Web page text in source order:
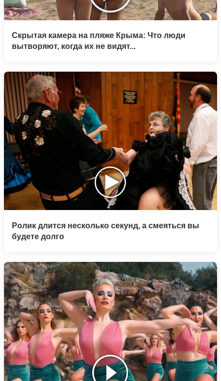
Скрытая камера на пляже Крыма: Что люди
вытворяют, когда их не видят...
Ролик длится несколько секунд, а смеяться вы
будете долго